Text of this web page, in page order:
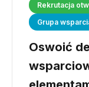
Rekrutacja
Grupa
Oswoić